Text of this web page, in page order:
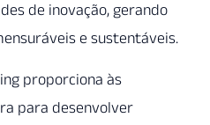
de inovação, gerando
e sustentáveis.
proporciona às
para desenvolver